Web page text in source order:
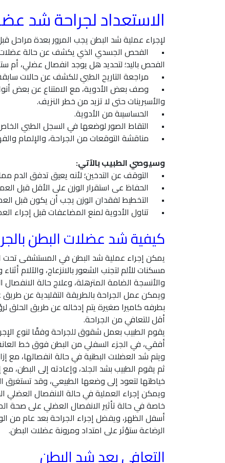
الاستعداد لجراحة شد
لإجراء عملية شد البطن يجب المرور بعدة مراحل
•
الفحص الجسدي الذي يكشف عن حالة عضلات
الفحص باليد؛ لتحديد هل يوجد انفصال عضلي، أم
•
مراجعة التاريح الطبي للكشف عن حالات
•
وصف بعض الأدوية، مع الامتناع عن بعض
والأسبرينات حتى لا تزيد من خطر النزيف.
•
الحساسيىة من الأدوية.
•
التقاط الصور لوضعها في السجل الطبي
•
مناقشة التوقعات من الجراحة، والإلمام
وسيوصي الطبيب بالآتي:
•
التوقف عن التدخين؛ لأنه يعيق تدفق الدم
•
الحفاظ عى استقرار الوزن على الأقل قبل العملية
•
التخطيط لفقدان الوزن يجب أن يكون قبل
•
تناول الأدوية لمنع المضاعفات قبل إجراء
كيفية شد عضلات البطن
يمكن إجراء عملية شد البطن في المستشفى تحت
مسكنات للألم لتجنب الشعور بالانزعاج، والآلام
والأنسجة الضامة المترهلة، وعلاج حالة
ويمكن عمل الجراحة بالطريقة التقليدية عن
بطرفه كاميرا صغيرة يتم إدخاله عن طريق الحلق
أقل للتعافي من الجراحة.
يقوم الطبيب بعمل شقوق للجراحة وفقًا لنوع
أفقي، في الجزء السفلي من البطن فوق خط
ويتم شد العضلات البطنية في حالة انفصالها، مع
ثم يقوم الطبيب بشد الجلد، وإعادته إلى
خياطتها لتعود إلى وضعها الطبيعي، وقد تستغرق العملية من
ويمكن إجراء العملية في حالة الانفصال العضلي
خاصة في حالة تأثير الانفصال العضلي على صحة
أسفل الظهر، ويفضل إجراء الجراحة بعد عام من
الرضاعة ستؤثر على امتداد ومرونة عضلات البطن.
التعافي بعد شد البطن